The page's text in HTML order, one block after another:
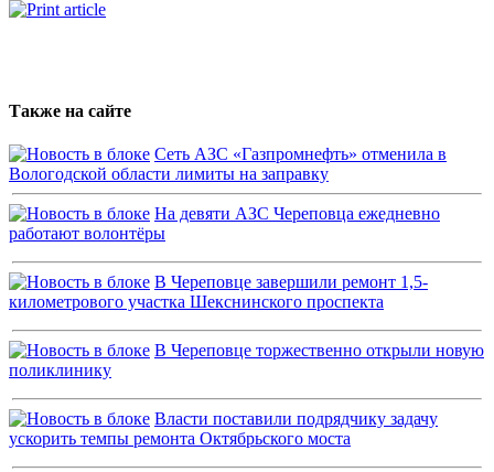
Также на сайте
Сеть АЗС «Газпромнефть» отменила в
Вологодской области лимиты на заправку
На девяти АЗС Череповца ежедневно
работают волонтёры
В Череповце завершили ремонт 1,5-
километрового участка Шекснинского проспекта
В Череповце торжественно открыли новую
поликлинику
Власти поставили подрядчику задачу
ускорить темпы ремонта Октябрьского моста